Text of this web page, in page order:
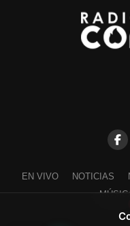
EN VIVO NOTICIAS